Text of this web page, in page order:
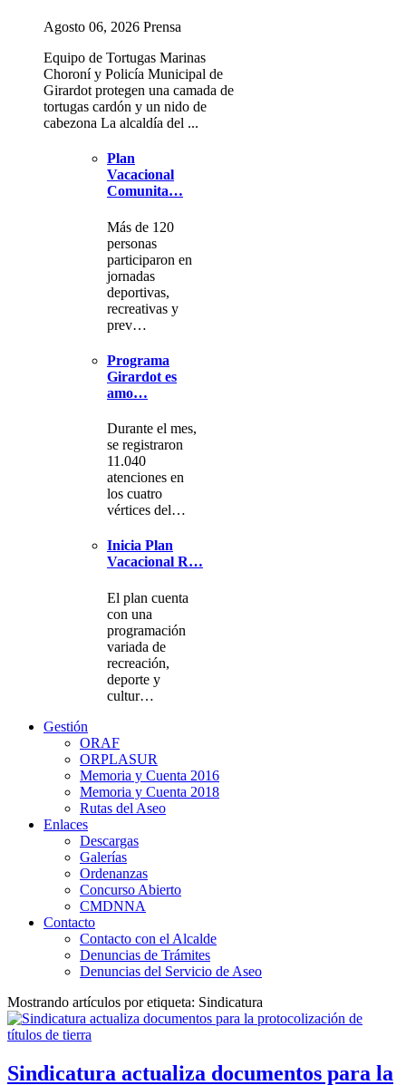
Agosto 06, 2026 Prensa
Equipo de Tortugas Marinas
Choroní y Policía Municipal de
Girardot protegen una camada de
tortugas cardón y un nido de
cabezona La alcaldía del ...
Plan
Vacacional
Comunita…
Más de 120
personas
participaron en
jornadas
deportivas,
recreativas y
prev…
Programa
Girardot es
amo…
Durante el mes,
se registraron
11.040
atenciones en
los cuatro
vértices del…
Inicia Plan
Vacacional R…
El plan cuenta
con una
programación
variada de
recreación,
deporte y
cultur…
Gestión
ORAF
ORPLASUR
Memoria y Cuenta 2016
Memoria y Cuenta 2018
Rutas del Aseo
Enlaces
Descargas
Galerías
Ordenanzas
Concurso Abierto
CMDNNA
Contacto
Contacto con el Alcalde
Denuncias de Trámites
Denuncias del Servicio de Aseo
Mostrando artículos por etiqueta: Sindicatura
Sindicatura actualiza documentos para la